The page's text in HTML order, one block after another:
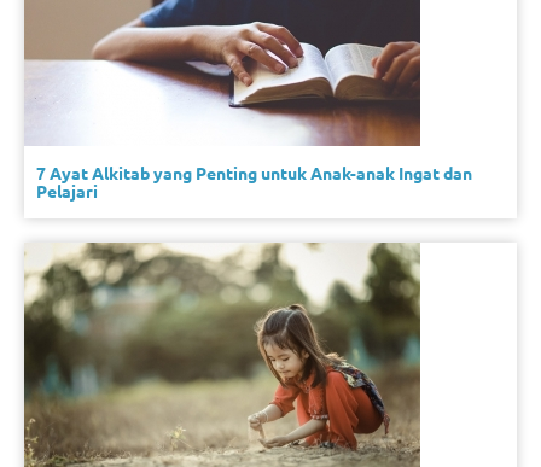
7 Ayat Alkitab yang Penting untuk Anak-anak Ingat dan
Pelajari